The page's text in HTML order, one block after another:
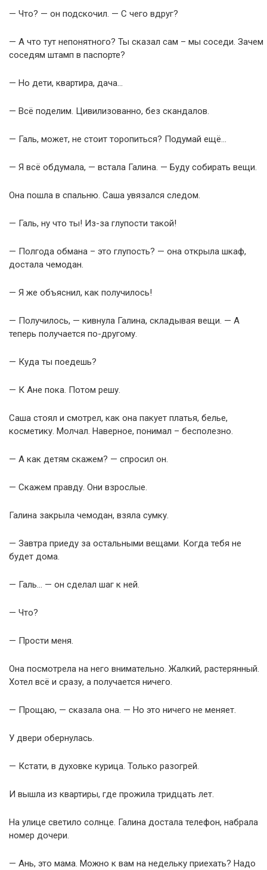
— Что? — он подскочил. — С чего вдруг?
— А что тут непонятного? Ты сказал сам – мы соседи. Зачем
соседям штамп в паспорте?
— Но дети, квартира, дача…
— Всё поделим. Цивилизованно, без скандалов.
— Галь, может, не стоит торопиться? Подумай ещё…
— Я всё обдумала, — встала Галина. — Буду собирать вещи.
Она пошла в спальню. Саша увязался следом.
— Галь, ну что ты! Из-за глупости такой!
— Полгода обмана – это глупость? — она открыла шкаф,
достала чемодан.
— Я же объяснил, как получилось!
— Получилось, — кивнула Галина, складывая вещи. — А
теперь получается по-другому.
— Куда ты поедешь?
— К Ане пока. Потом решу.
Саша стоял и смотрел, как она пакует платья, белье,
косметику. Молчал. Наверное, понимал – бесполезно.
— А как детям скажем? — спросил он.
— Скажем правду. Они взрослые.
Галина закрыла чемодан, взяла сумку.
— Завтра приеду за остальными вещами. Когда тебя не
будет дома.
— Галь… — он сделал шаг к ней.
— Что?
— Прости меня.
Она посмотрела на него внимательно. Жалкий, растерянный.
Хотел всё и сразу, а получается ничего.
— Прощаю, — сказала она. — Но это ничего не меняет.
У двери обернулась.
— Кстати, в духовке курица. Только разогрей.
И вышла из квартиры, где прожила тридцать лет.
На улице светило солнце. Галина достала телефон, набрала
номер дочери.
— Ань, это мама. Можно к вам на недельку приехать? Надо